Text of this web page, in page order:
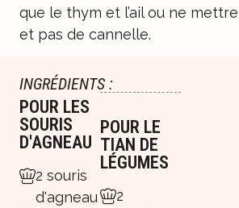
que le thym et l’ail ou ne
et pas de cannelle.
INGRÉDIENTS :
POUR LES
SOURIS
D'AGNEAU
2 souris
d'agneau
POUR LE
TIAN DE
LÉGUMES
2